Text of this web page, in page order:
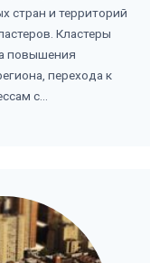
стран и территорий
Кластеры
повышения
перехода к
с...